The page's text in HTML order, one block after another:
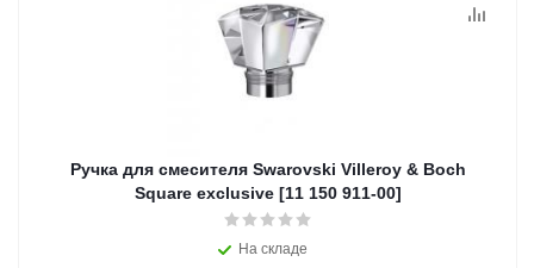
Ручка для смесителя Swarovski Villeroy & Boch
Square exclusive [11 150 911-00]
На складе